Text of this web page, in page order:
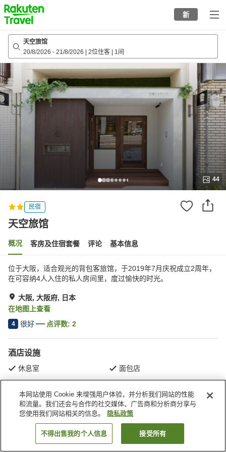
to
top
page
新
天空旅馆
20/8/2026 - 21/8/2026 2位住客 1间
44
民宿
天空旅馆
概况 客房及住宿套餐 评论 基本信息
位于大阪，适合观光的背包客旅馆，于2019年7月庆祝成立2周年，
在可容纳4人入住的私人房间里，度过愉快的时光。
大阪, 大阪府, 日本
在地图上查看
4 很好 点评数: 2
酒店设施
休息室 面包店
首页 日本 大阪府 大阪 天空旅馆
搜索客房
本网站使用 Cookie 来增强用户体验，并分析我们网站的性能
和流量。我们还会与合作的社交媒体、广告商和分析商分享与
您使用我们网站相关的信息。
隐私政策
不得出售我的个人信息 接受所有